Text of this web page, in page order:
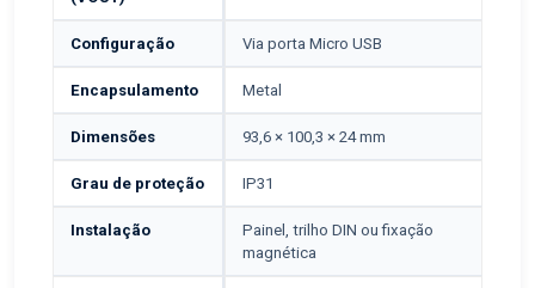
Configuração Via porta Micro USB
Encapsulamento Metal
Dimensões 93,6 × 100,3 × 24 mm
Grau de proteção IP31
Instalação
Painel, trilho DIN ou fixação
magnética